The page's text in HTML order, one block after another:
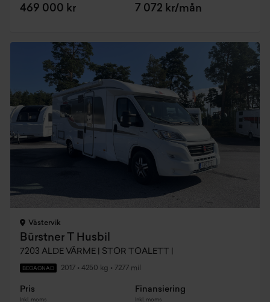
469 000 kr 7 072 kr/mån
Västervik
Bürstner T Husbil
7203 ALDE VÄRME | STOR TOALETT |
BEGAGNAD 2017 • 4250 kg • 7277 mil
Pris
Inkl. moms
Finansiering
Inkl. moms